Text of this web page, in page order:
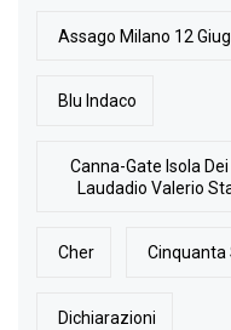
Assago Milano 12
Blu Indaco
Canna-Gate Isola
Laudadio Valerio
Cher Cinquanta
Dichiarazioni